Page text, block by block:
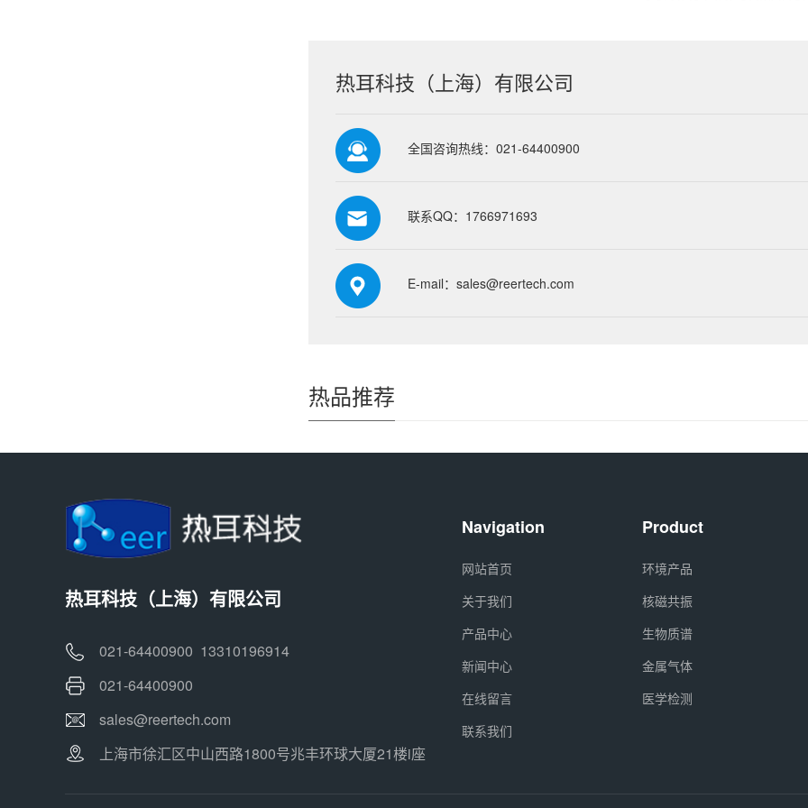
热耳科技（上海）有限公司
全国咨询热线：021-64400900
联系QQ：1766971693
E-mail：sales@reertech.com
热品推荐
热耳科技（上海）有限公司
021-64400900 13310196914
021-64400900
sales@reertech.com
上海市徐汇区中山西路1800号兆丰环球大厦21楼i座
Navigation
网站首页
关于我们
产品中心
新闻中心
在线留言
联系我们
Product
环境产品
核磁共振
生物质谱
金属气体
医学检测